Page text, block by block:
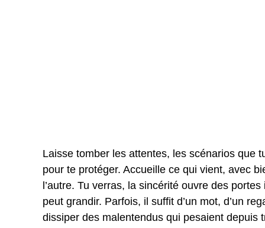
Laisse tomber les attentes, les scénarios que
pour te protéger. Accueille ce qui vient, avec
l’autre. Tu verras, la sincérité ouvre des
peut grandir. Parfois, il suffit d’un mot, d’un
dissiper des malentendus qui pesaient depuis